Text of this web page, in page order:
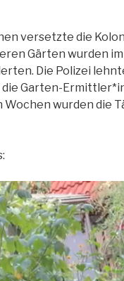
versetzte die
Gärten wurden
Die Polizei
die Garten-
Wochen wurden die